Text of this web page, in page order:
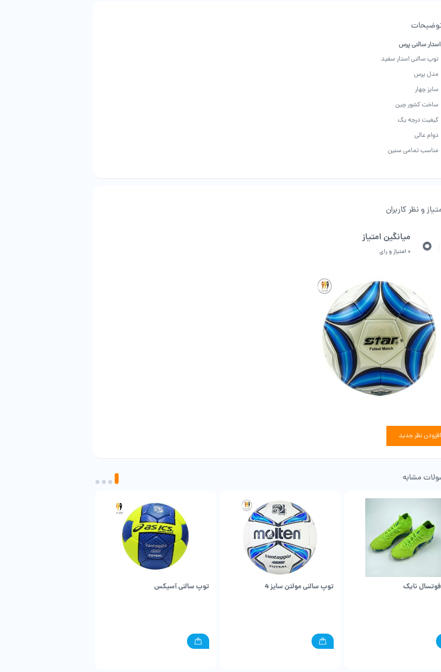
سالنی پرس
توپ سالنی استار سفید
مدل پرس
سایز چهار
ساخت کشور چین
کیفیت درجه یک
دوام عالی
مناسب تمامی سنین
و نظر کاربران
0 میانگین امتیاز
0 امتیاز و رای
افزودن نظر جدید
مشابه
نایک توپ سالنی مولتن سایز 4 توپ سالنی آسیکس